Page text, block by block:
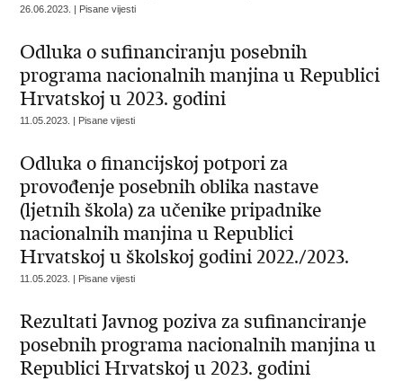
26.06.2023. | Pisane vijesti
Odluka o sufinanciranju posebnih
programa nacionalnih manjina u Republici
Hrvatskoj u 2023. godini
11.05.2023. | Pisane vijesti
Odluka o financijskoj potpori za
provođenje posebnih oblika nastave
(ljetnih škola) za učenike pripadnike
nacionalnih manjina u Republici
Hrvatskoj u školskoj godini 2022./2023.
11.05.2023. | Pisane vijesti
Rezultati Javnog poziva za sufinanciranje
posebnih programa nacionalnih manjina u
Republici Hrvatskoj u 2023. godini